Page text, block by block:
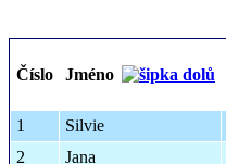
Číslo Jméno
1 Silvie
2
Jana